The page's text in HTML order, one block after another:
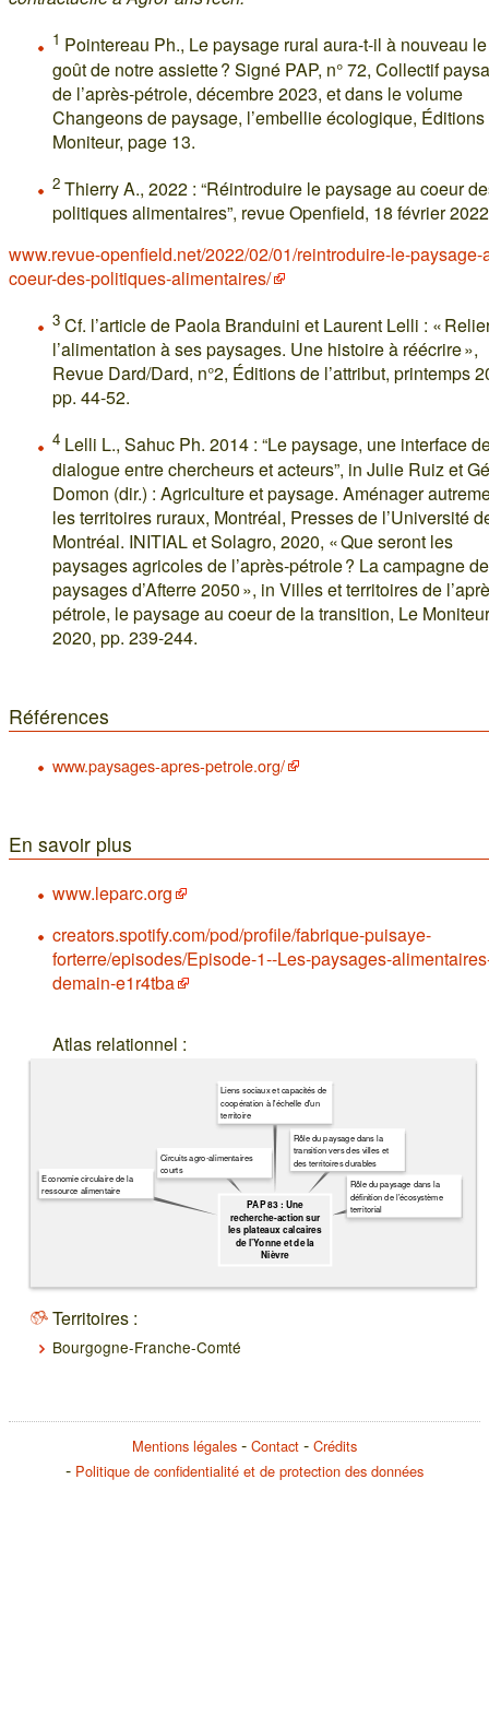
1 Pointereau Ph., Le paysage rural aura-t-il à nouveau le
goût de notre assiette ? Signé PAP, n° 72, Collectif
de l’après-pétrole, décembre 2023, et dans le volume
Changeons de paysage, l’embellie écologique,
Moniteur, page 13.
2 Thierry A., 2022 : “Réintroduire le paysage au coeur
politiques alimentaires”, revue Openfield, 18 février
www.revue-openfield.net/2022/02/01/reintroduire-le-paysage-
coeur-des-politiques-alimentaires/
3 Cf. l’article de Paola Branduini et Laurent Lelli : «
l’alimentation à ses paysages. Une histoire à réécrire »,
Revue Dard/Dard, n°2, Éditions de l’attribut, printemps
pp. 44-52.
4 Lelli L., Sahuc Ph. 2014 : “Le paysage, une interface
dialogue entre chercheurs et acteurs”, in Julie Ruiz et
Domon (dir.) : Agriculture et paysage. Aménager
les territoires ruraux, Montréal, Presses de l’Université
Montréal. INITIAL et Solagro, 2020, « Que seront les
paysages agricoles de l’après‑pétrole ? La campagne
paysages d’Afterre 2050 », in Villes et territoires de
pétrole, le paysage au coeur de la transition, Le
2020, pp. 239-244.
Références
www.paysages-apres-petrole.org/
En savoir plus
www.leparc.org
creators.spotify.com/pod/profile/fabrique-puisaye-
forterre/episodes/Episode-1--Les-paysages-
demain-e1r4tba
Atlas relationnel :
PAP 83 : Une
recherche-action sur
les plateaux calcaires
de l’Yonne et de la
Nièvre
Rôle du paysage dans la
définition de l’écosystème
territorial
Rôle du paysage dans la
transition vers des villes et
des territoires durables
Liens sociaux et capacités de
coopération à l'échelle d'un
territoire
Circuits agro-alimentaires
courts
Economie circulaire de la
ressource alimentaire
Territoires :
Bourgogne-Franche-Comté
Mentions légales Contact
Crédits
Politique de confidentialité et de protection des données